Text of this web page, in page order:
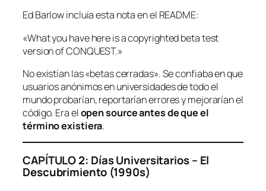
Ed Barlow incluía esta nota en el README:
«What you have here is a copyrighted beta test
version of CONQUEST.»
No existían las «betas cerradas». Se confiaba en que
usuarios anónimos en universidades de todo el
mundo probarían, reportarían errores y mejorarían el
código. Era elopen source antes de que el
término existiera.
CAPÍTULO 2: Días Universitarios – El
Descubrimiento (1990s)